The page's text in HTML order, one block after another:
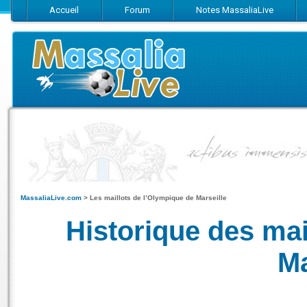
Accueil Forum Notes MassaliaLive
Suivez-nous sur Facebook
Suivez-nous sur Twitter
Abonnez-
MassaliaLive.com > Les maillots de l’Olympique de Marseille
Historique des